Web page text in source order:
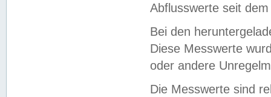
Abflusswerte seit
Bei den
Diese Messwerte
oder andere
Die Messwerte sind